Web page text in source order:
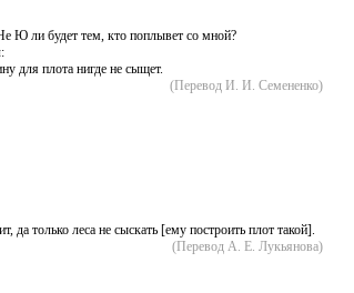
ли будет тем, кто поплывет со мной?
для плота нигде не сыщет.
(Перевод И. И. Семененко)
только леса не сыскать [ему построить плот такой].
(Перевод А. Е. Лукьянова)